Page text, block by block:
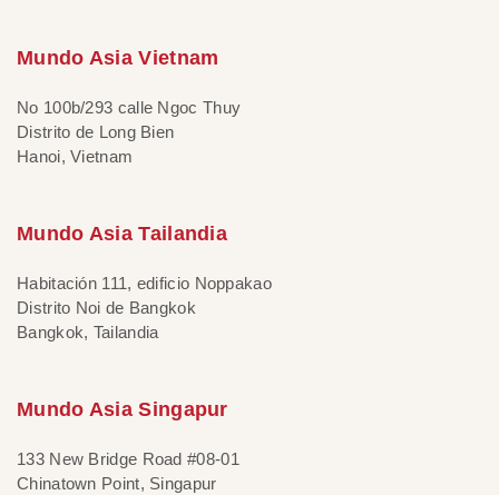
Mundo Asia Vietnam
No 100b/293 calle Ngoc Thuy
Distrito de Long Bien
Hanoi, Vietnam
Mundo Asia Tailandia
Habitación 111, edificio Noppakao
Distrito Noi de Bangkok
Bangkok, Tailandia
Mundo Asia Singapur
133 New Bridge Road #08-01
Chinatown Point, Singapur